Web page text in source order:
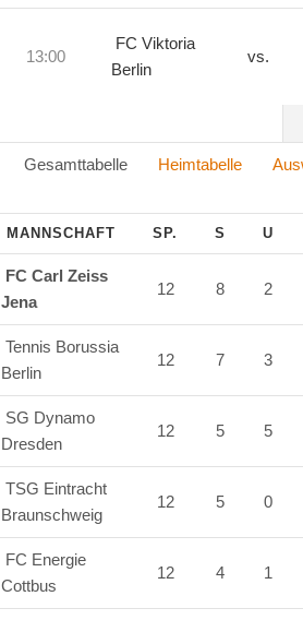
13:00
FC Viktoria
Berlin
vs.
Gesamttabelle Heimtabelle
MANNSCHAFT SP. S U
FC Carl Zeiss
Jena
12 8 2
Tennis Borussia
Berlin
12 7 3
SG Dynamo
Dresden
12 5 5
TSG Eintracht
Braunschweig
12 5 0
FC Energie
Cottbus
12 4 1